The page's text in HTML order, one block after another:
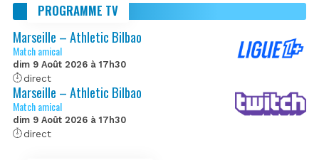
PROGRAMME TV
Marseille – Athletic Bilbao
Match amical
dim 9 Août 2026 à 17h30
direct
Marseille – Athletic Bilbao
Match amical
dim 9 Août 2026 à 17h30
direct